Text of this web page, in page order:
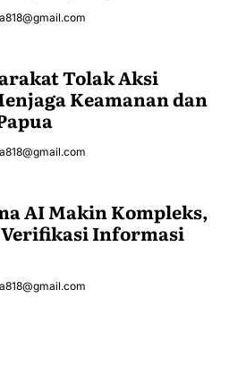
Tolak Aksi
Keamanan dan
AI Makin Kompleks,
Informasi